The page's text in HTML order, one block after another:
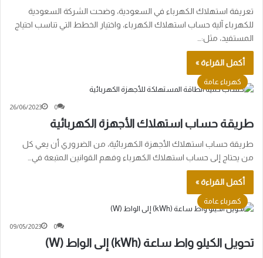
تعريفة استهلاك الكهرباء في السعودية، وضحت الشركة السعودية
للكهرباء آلية حساب استهلاك الكهرباء، واختيار الخطط التي تناسب احتياج
المستفيد، مثل:…
أكمل القراءة »
كهرباء عامة
26/06/2023 0
طريقة حساب استهلاك الأجهزة الكهربائية
طريقة حساب استهلاك الأجهزة الكهربائية، من الضروري أن يعي كل
من يحتاج إلى حساب استهلاك الكهرباء وفهم القوانين المتبعة في…
أكمل القراءة »
كهرباء عامة
09/05/2023 0
تحويل الكيلو واط ساعة (kWh) إلى الواط (W)